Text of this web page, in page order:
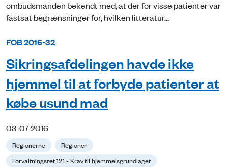
ombudsmanden bekendt med, at der for visse patienter var
fastsat begrænsninger for, hvilken litteratur...
FOB 2016-32
Sikringsafdelingen havde ikke
hjemmel til at forbyde patienter at
købe usund mad
03-07-2016
Regionerne
Regioner
Forvaltningsret 12.1 - Krav til hjemmelsgrundlaget